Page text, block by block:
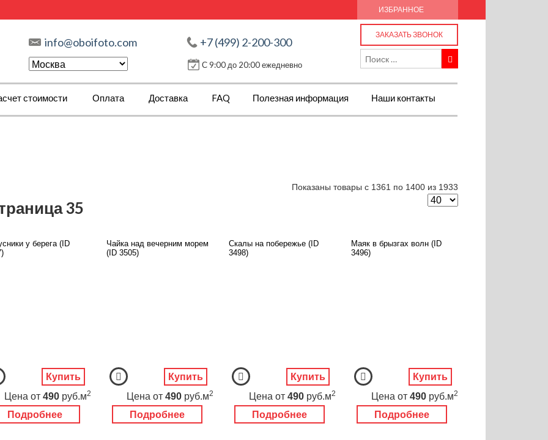
ИЗБРАННОЕ
info@oboifoto.com +7 (499) 2-200-300
С 9:00 до 20:00 ежедневно
ЗАКАЗАТЬ ЗВОНОК
стоимости Оплата Доставка FAQ Полезная информация Наши контакты
Показаны товары с 1361 по 1400 из 1933
35
у берега (ID
Подробнее
Цена от 490 руб.м2
Купить
Чайка над вечерним морем
(ID 3505)
Подробнее
Цена от 490 руб.м2
Купить
Скалы на побережье (ID
3498)
Подробнее
Цена от 490 руб.м2
Купить
Маяк в брызгах волн (ID
3496)
Подробнее
Цена от 490 руб.м2
Купить